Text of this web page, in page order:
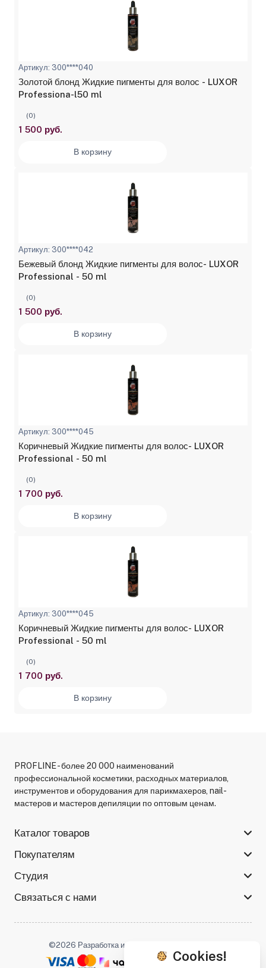
Артикул: 300****040
Золотой блонд Жидкие пигменты для волос - LUXOR
Professiona-l50 ml
(0)
1 500 руб.
В корзину
Артикул: 300****042
Бежевый блонд Жидкие пигменты для волос- LUXOR
Professional - 50 ml
(0)
1 500 руб.
В корзину
Артикул: 300****045
Коричневый Жидкие пигменты для волос- LUXOR
Professional - 50 ml
(0)
1 700 руб.
В корзину
Артикул: 300****045
Коричневый Жидкие пигменты для волос- LUXOR
Professional - 50 ml
(0)
1 700 руб.
В корзину
PROFLINE - более 20 000 наименований
профессиональной косметики, расходных материалов,
инструментов и оборудования для парикмахеров, nail-
мастеров и мастеров депиляции по оптовым ценам.
Каталог товаров
Покупателям
Студия
Связаться с нами
©2026 Разработка и поддержка -
Cookies!